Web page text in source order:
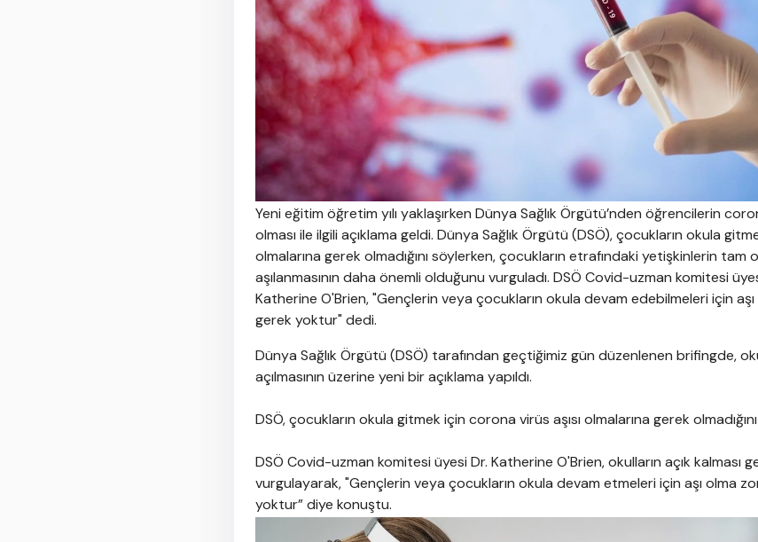
Yeni eğitim öğretim yılı yaklaşırken Dünya Sağlık Örgütü’nden öğrencilerin
olması ile ilgili açıklama geldi. Dünya Sağlık Örgütü (DSÖ), çocukların okula
olmalarına gerek olmadığını söylerken, çocukların etrafındaki yetişkinlerin tam
aşılanmasının daha önemli olduğunu vurguladı. DSÖ Covid-uzman komitesi
Katherine O'Brien, "Gençlerin veya çocukların okula devam edebilmeleri için aşı
gerek yoktur" dedi.
Dünya Sağlık Örgütü (DSÖ) tarafından geçtiğimiz gün düzenlenen brifingde,
açılmasının üzerine yeni bir açıklama yapıldı.
DSÖ, çocukların okula gitmek için corona virüs aşısı olmalarına gerek
DSÖ Covid-uzman komitesi üyesi Dr. Katherine O'Brien, okulların açık kalması
vurgulayarak, "Gençlerin veya çocukların okula devam etmeleri için aşı olma
yoktur” diye konuştu.